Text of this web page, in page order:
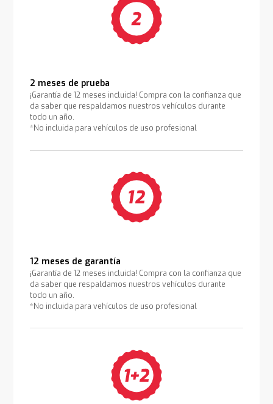
2 meses de prueba
¡Garantía de 12 meses incluida! Compra con la confianza que
da saber que respaldamos nuestros vehículos durante
todo un año.
*No incluida para vehículos de uso profesional
12 meses de garantía
¡Garantía de 12 meses incluida! Compra con la confianza que
da saber que respaldamos nuestros vehículos durante
todo un año.
*No incluida para vehículos de uso profesional